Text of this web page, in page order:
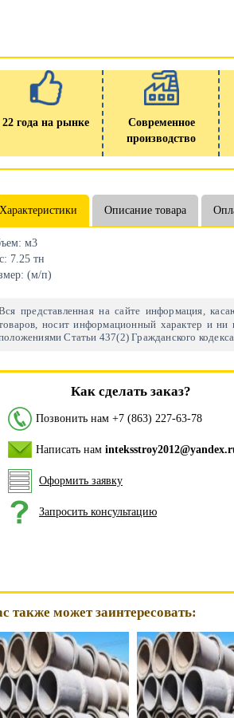
22 года на рынке
Современное
производство
Характеристики Описание товара
м3
7.25 тн
(м/п)
представленная на сайте информация,
носит информационный характер и ни
Статьи 437(2) Гражданского
Как сделать заказ?
Позвонить нам +7 (863) 227-63-78
Написать нам
Оформить заявку
Запросить консультацию
также может заинтересовать: